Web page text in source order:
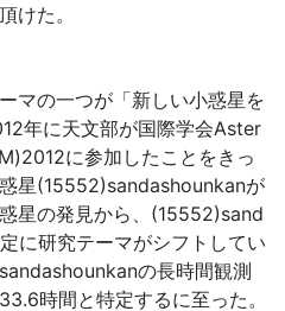
けた。
マの一つが「新しい小惑星を
年に天文部が国際学会Aster
に参加したことをきっ
星(15552)sandashounkanが
星の発見から、(15552)sand
に研究テーマがシフトしてい
の長時間観測
時間と特定するに至った。